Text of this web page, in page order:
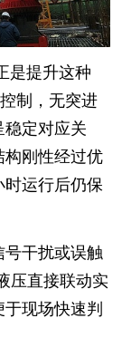
是提升这种
制，无突进
稳定对应关
构刚性经过优
运行后仍保
干扰或误触
压直接联动实
现场快速判